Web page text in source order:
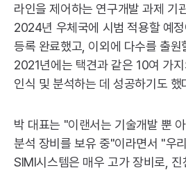
라인을 제어하는 연구개발 과제 기
2024년 우체국에 시범 적용할 예
등록 완료했고, 이외에 다수를 출원
2021년에는 택견과 같은 10여 가
인식 및 분석하는 데 성공하기도 했
박 대표는 "이랜서는 기술개발 뿐
분석 장비를 보유 중"이라면서 "우
SIMI시스템은 매우 고가 장비로, 진